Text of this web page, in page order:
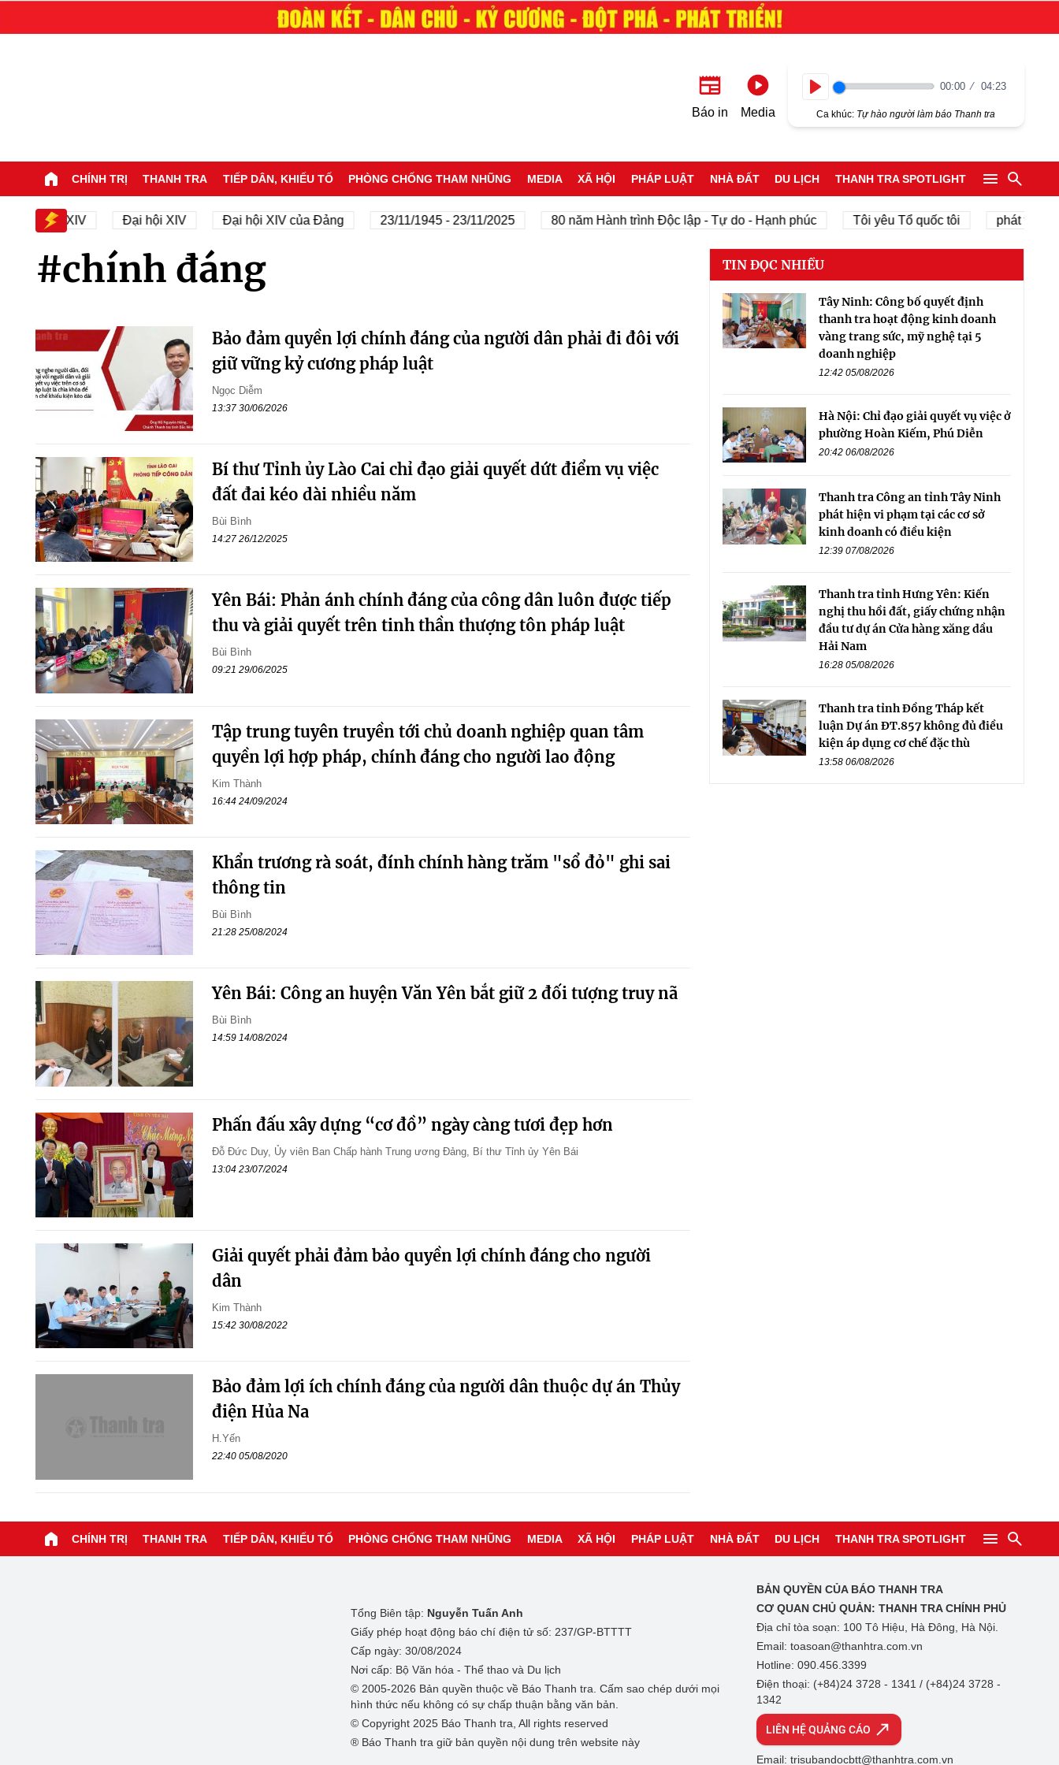
Báo in Media
00:00 04:23
Ca khúc: Tự hào người làm báo Thanh tra
CHÍNH TRỊ THANH TRA TIẾP DÂN, KHIẾU TỐ PHÒNG CHỐNG THAM NHŨNG MEDIA XÃ HỘI PHÁP LUẬT NHÀ ĐẤT DU LỊCH THANH TRA SPOTLIGHT
Đại hội XIV Đại hội XIV Đại hội XIV của Đảng 23/11/1945 - 23/11/2025 80 năm Hành trình Độc lập - Tự do - Hạnh phúc Tôi yêu Tổ quốc tôi phát triển
#chính đáng
Bảo đảm quyền lợi chính đáng của người dân phải đi đôi với
giữ vững kỷ cương pháp luật
Ngọc Diễm
13:37 30/06/2026
Bí thư Tỉnh ủy Lào Cai chỉ đạo giải quyết dứt điểm vụ việc
đất đai kéo dài nhiều năm
Bùi Bình
14:27 26/12/2025
Yên Bái: Phản ánh chính đáng của công dân luôn được tiếp
thu và giải quyết trên tinh thần thượng tôn pháp luật
Bùi Bình
09:21 29/06/2025
Tập trung tuyên truyền tới chủ doanh nghiệp quan tâm
quyền lợi hợp pháp, chính đáng cho người lao động
Kim Thành
16:44 24/09/2024
Khẩn trương rà soát, đính chính hàng trăm "sổ đỏ" ghi sai
thông tin
Bùi Bình
21:28 25/08/2024
Yên Bái: Công an huyện Văn Yên bắt giữ 2 đối tượng truy nã
Bùi Bình
14:59 14/08/2024
Phấn đấu xây dựng “cơ đồ” ngày càng tươi đẹp hơn
Đỗ Đức Duy, Ủy viên Ban Chấp hành Trung ương Đảng, Bí thư Tỉnh ủy Yên Bái ​
13:04 23/07/2024
Giải quyết phải đảm bảo quyền lợi chính đáng cho người
dân
Kim Thành
15:42 30/08/2022
Bảo đảm lợi ích chính đáng của người dân thuộc dự án Thủy
điện Hủa Na
H.Yến
22:40 05/08/2020
TIN ĐỌC NHIỀU
Tây Ninh: Công bố quyết định
thanh tra hoạt động kinh doanh
vàng trang sức, mỹ nghệ tại 5
doanh nghiệp
12:42 05/08/2026
Hà Nội: Chỉ đạo giải quyết vụ việc ở
phường Hoàn Kiếm, Phú Diễn
20:42 06/08/2026
Thanh tra Công an tỉnh Tây Ninh
phát hiện vi phạm tại các cơ sở
kinh doanh có điều kiện
12:39 07/08/2026
Thanh tra tỉnh Hưng Yên: Kiến
nghị thu hồi đất, giấy chứng nhận
đầu tư dự án Cửa hàng xăng dầu
Hải Nam
16:28 05/08/2026
Thanh tra tỉnh Đồng Tháp kết
luận Dự án ĐT.857 không đủ điều
kiện áp dụng cơ chế đặc thù
13:58 06/08/2026
CHÍNH TRỊ THANH TRA TIẾP DÂN, KHIẾU TỐ PHÒNG CHỐNG THAM NHŨNG MEDIA XÃ HỘI PHÁP LUẬT NHÀ ĐẤT DU LỊCH THANH TRA SPOTLIGHT
Tổng Biên tập: Nguyễn Tuấn Anh
Giấy phép hoạt động báo chí điện tử số: 237/GP-BTTTT
Cấp ngày: 30/08/2024
Nơi cấp: Bộ Văn hóa - Thể thao và Du lịch
© 2005-2026 Bản quyền thuộc về Báo Thanh tra. Cấm sao chép dưới mọi
hình thức nếu không có sự chấp thuận bằng văn bản.
© Copyright 2025 Báo Thanh tra, All rights reserved
® Báo Thanh tra giữ bản quyền nội dung trên website này
BẢN QUYỀN CỦA BÁO THANH TRA
CƠ QUAN CHỦ QUẢN: THANH TRA CHÍNH PHỦ
Địa chỉ tòa soạn: 100 Tô Hiệu, Hà Đông, Hà Nội.
Email: toasoan@thanhtra.com.vn
Hotline: 090.456.3399
Điện thoại: (+84)24 3728 - 1341 / (+84)24 3728 -
1342
LIÊN HỆ QUẢNG CÁO
Email: trisubandocbtt@thanhtra.com.vn